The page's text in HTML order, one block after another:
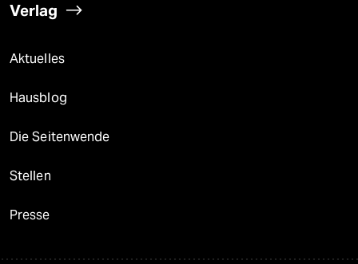
Verlag
Aktuelles
Hausblog
Die Seitenwende
Stellen
Presse